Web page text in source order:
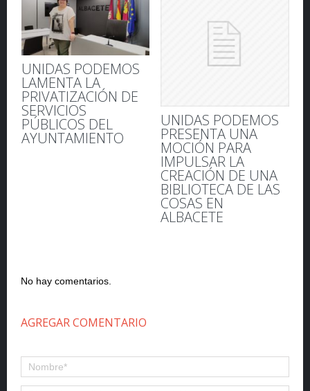
UNIDAS PODEMOS
LAMENTA LA
PRIVATIZACIÓN DE
SERVICIOS
PÚBLICOS DEL
AYUNTAMIENTO
UNIDAS PODEMOS
PRESENTA UNA
MOCIÓN PARA
IMPULSAR LA
CREACIÓN DE UNA
BIBLIOTECA DE LAS
COSAS EN
ALBACETE
No hay comentarios.
AGREGAR COMENTARIO